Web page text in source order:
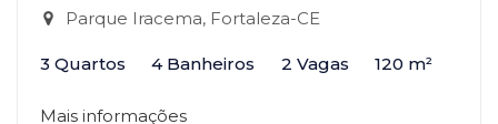
Parque Iracema, Fortaleza-CE
3 Quartos 4 Banheiros 2 Vagas 120 m²
Mais informações